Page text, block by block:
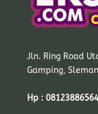
Jln. Ring Road
Gamping,
Hp :